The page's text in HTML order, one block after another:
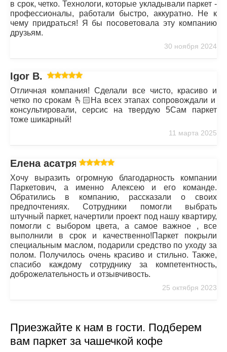
в срок, четко. Технологи, которые укладывали паркет -
профессионалы, работали быстро, аккуратно. Не к
чему придраться! Я бы посоветовала эту компанию
друзьям.
30 ноября 2024
Igor B.
Отличная компания! Сделали все чисто, красиво и
четко по срокам 🫰🏻На всех этапах сопровождали и
консультировали, серсис на твердую 5Сам паркет
тоже шикарный!
11 марта 2025
Елена асатрян
Хочу выразить огромную благодарность компании
Паркетович, а именно Алексею и его команде.
Обратились в компанию, рассказали о своих
предпочтениях. Сотрудники помогли выбрать
штучный паркет, начертили проект под нашу квартиру,
помогли с выбором цвета, а самое важное , все
выполнили в срок и качественно!Паркет покрыли
специальным маслом, подарили средство по уходу за
полом. Получилось очень красиво и стильно. Также,
спасибо каждому сотруднику за компетентность,
доброжелательность и отзывчивость.
25 октября 2023
Приезжайте к нам в гости. Подберем
вам паркет за чашечкой кофе